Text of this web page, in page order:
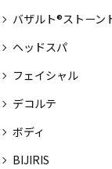
バザルト®ストーン
ヘッドスパ
フェイシャル
デコルテ
ボディ
BIJIRIS